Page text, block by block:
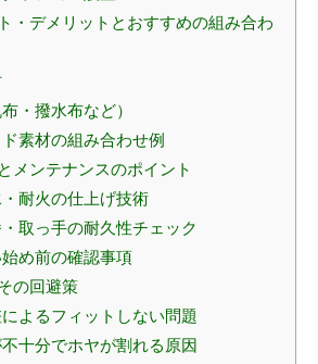
・デメリットとおすすめの組み合わ
・撥水布など）
素材の組み合わせ例
メンテナンスのポイント
耐火の仕上げ技術
取っ手の耐久性チェック
め前の確認事項
の回避策
よるフィットしない問題
十分でホヤが割れる原因